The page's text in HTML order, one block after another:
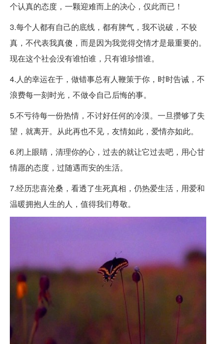
个认真的态度，一颗迎难而上的决心，仅此而已！
3.每个人都有自己的底线，都有脾气，我不说破，不较
真，不代表我真傻，而是因为我觉得交情才是最重要的。
现在这个社会没有谁怕谁，只有谁珍惜谁。
4.人的幸运在于，做错事总有人鞭策于你，时时告诫，不
浪费每一刻时光，不做令自己后悔的事。
5.不亏待每一份热情，不讨好任何的冷漠。一旦攒够了失
望，就离开。从此再也不见，友情如此，爱情亦如此。
6.闭上眼睛，清理你的心，过去的就让它过去吧，用心甘
情愿的态度，过随遇而安的生活。
7.经历悲喜沧桑，看透了生死真相，仍热爱生活，用爱和
温暖拥抱人生的人，值得我们尊敬。